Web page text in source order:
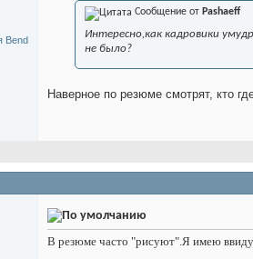
Сообщение от Pashaeff
Интересно,как кадровики
не было?
Наверное по резюме смотрят, кто
В резюме часто "рисуют".Я имею ввиду